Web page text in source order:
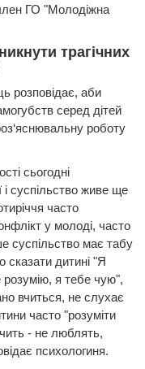
ГО "Молодіжна
трагічних
розповідає, аби
серед дітей
роботу
сьогодні
і суспільство живе ще
часто
у молоді, часто
суспільство має табу
сказати дитині "Я
я тебе чую",
вчиться, не слухає
часто "розуміти
- не люблять,
психологиня.